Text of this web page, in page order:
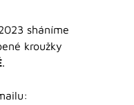
sháníme
kroužky
.